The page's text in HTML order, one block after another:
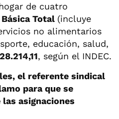
de cuatro
Total (incluye
no alimentarios
educación, salud,
, según el INDEC.
el referente sindical
para que se
asignaciones